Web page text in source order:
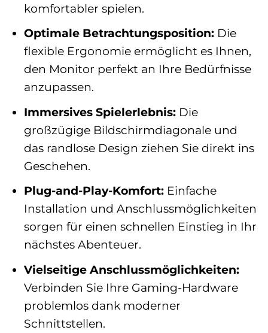
komfortabler spielen.
Optimale Betrachtungsposition:Die
flexible Ergonomie ermöglicht es Ihnen,
den Monitor perfekt an Ihre Bedürfnisse
anzupassen.
Immersives Spielerlebnis:Die
großzügige Bildschirmdiagonale und
das randlose Design ziehen Sie direkt ins
Geschehen.
Plug-and-Play-Komfort:Einfache
Installation und Anschlussmöglichkeiten
sorgen für einen schnellen Einstieg in Ihr
nächstes Abenteuer.
Vielseitige Anschlussmöglichkeiten:
Verbinden Sie Ihre Gaming-Hardware
problemlos dank moderner
Schnittstellen.